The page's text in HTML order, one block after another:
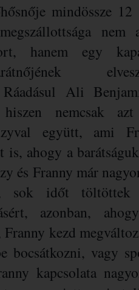
mindössze 12
nem
hanem egy
Ráadásul Ali
nemcsak
együtt, ami
is, ahogy a
és Franny már
sok időt töltöttek
azonban,
kezd
bocsátkozni, vagy
kapcsolata